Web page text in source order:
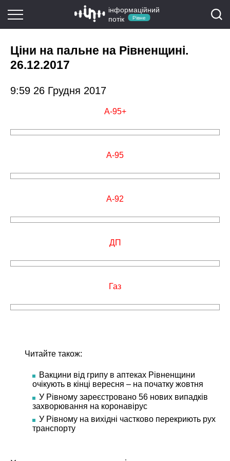
інформаційний
потік
Рівне
Ціни на пальне на Рівненщині.
26.12.2017
9:59 26 Грудня 2017
А-95+
А-95
А-92
ДП
Газ
Читайте також:
Вакцини від грипу в аптеках Рівненщини
очікують в кінці вересня – на початку жовтня
У Рівному зареєстровано 56 нових випадків
захворювання на коронавірус
У Рівному на вихідні частково перекриють рух
транспорту